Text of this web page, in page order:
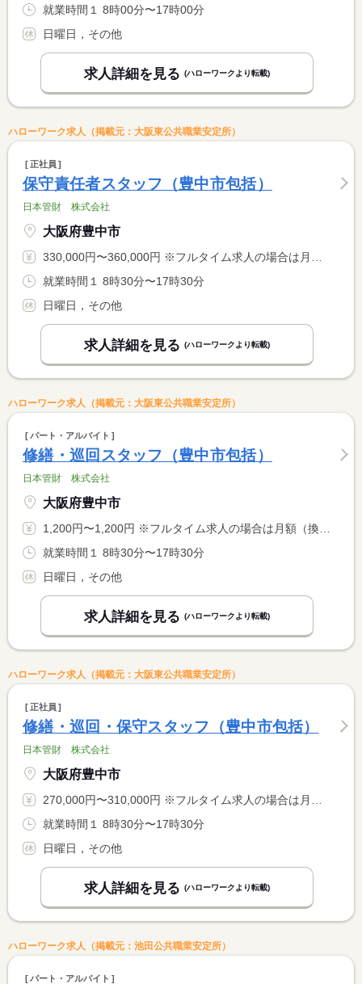
就業時間１ 8時00分〜17時00分
日曜日，その他
求人詳細を見る (ハローワークより転載)
ハローワーク求人（掲載元：大阪東公共職業安定所）
正社員
保守責任者スタッフ（豊中市包括）
日本管財 株式会社
大阪府豊中市
330,000円〜360,000円 ※フルタイム求人の場合は月額（換算額）、パート求人の場合は時間額を表示しています。
就業時間１ 8時30分〜17時30分
日曜日，その他
求人詳細を見る (ハローワークより転載)
ハローワーク求人（掲載元：大阪東公共職業安定所）
パート・アルバイト
修繕・巡回スタッフ（豊中市包括）
日本管財 株式会社
大阪府豊中市
1,200円〜1,200円 ※フルタイム求人の場合は月額（換算額）、パート求人の場合は時間額を表示しています。
就業時間１ 8時30分〜17時30分
日曜日，その他
求人詳細を見る (ハローワークより転載)
ハローワーク求人（掲載元：大阪東公共職業安定所）
正社員
修繕・巡回・保守スタッフ（豊中市包括）
日本管財 株式会社
大阪府豊中市
270,000円〜310,000円 ※フルタイム求人の場合は月額（換算額）、パート求人の場合は時間額を表示しています。
就業時間１ 8時30分〜17時30分
日曜日，その他
求人詳細を見る (ハローワークより転載)
ハローワーク求人（掲載元：池田公共職業安定所）
パート・アルバイト